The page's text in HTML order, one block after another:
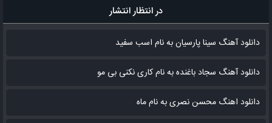
در انتظار انتشار
دانلود آهنگ سینا پارسیان به نام اسب سفید
دانلود آهنگ سجاد باغنده به نام کاری نکنی بی مو
دانلود اهنگ محسن نصری به نام‌ ماه